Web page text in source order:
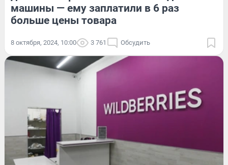
машины — ему заплатили в 6 раз
больше цены товара
8 октября, 2024, 10:00 3 761 Обсудить